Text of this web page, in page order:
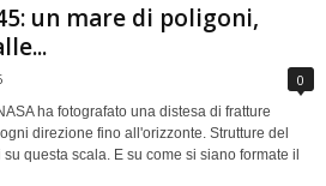
un mare di poligoni,
0
ha fotografato una distesa di fratture
direzione fino all'orizzonte. Strutture del
questa scala. E su come si siano formate il